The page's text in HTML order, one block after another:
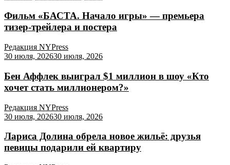
Фильм «БАСТА. Начало игры» — премьера
тизер-трейлера и постера
Редакция NYPress
30 июля, 202630 июля, 2026
Бен Аффлек выиграл $1 миллион в шоу «Кто
хочет стать миллионером?»
Редакция NYPress
30 июля, 202630 июля, 2026
Лариса Долина обрела новое жильё: друзья
певицы подарили ей квартиру